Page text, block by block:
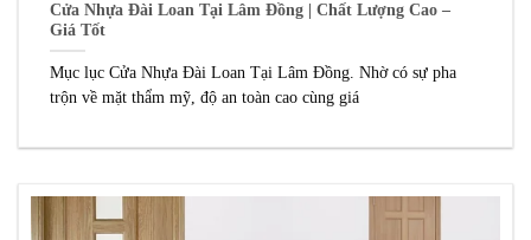
Cửa Nhựa Đài Loan Tại Lâm Đồng | Chất Lượng Cao –
Giá Tốt
Mục lục Cửa Nhựa Đài Loan Tại Lâm Đồng. Nhờ có sự pha
trộn về mặt thẩm mỹ, độ an toàn cao cùng giá